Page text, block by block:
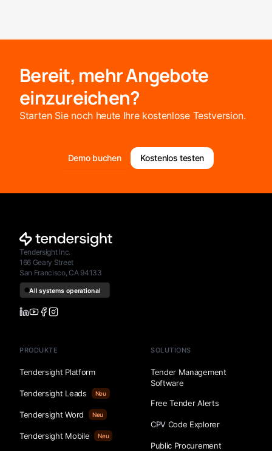
Bereit, mehr Angebote
einzureichen?
Starten Sie noch heute Ihre kostenlose Testversion.
Demo buchen Kostenlos testen
Tendersight Inc.
166 Geary Street
San Francisco, CA 94133
PRODUKTE
Tendersight Platform
Tendersight Leads Neu
Tendersight Word Neu
Tendersight Mobile Neu
SOLUTIONS
Tender Management
Software
Free Tender Alerts
CPV Code Explorer
Public Procurement